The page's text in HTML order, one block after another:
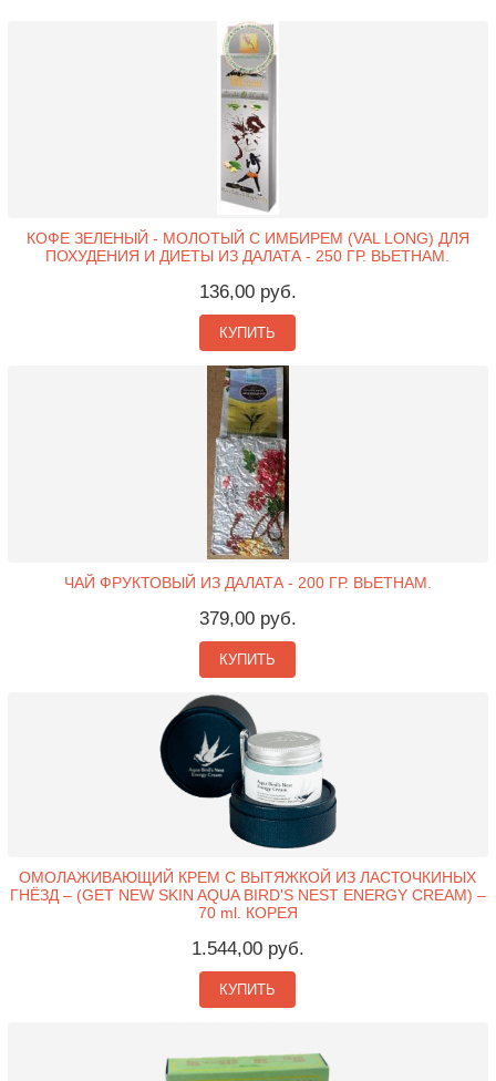
КОФЕ ЗЕЛЕНЫЙ - МОЛОТЫЙ С ИМБИРЕМ (VAL LONG) ДЛЯ
ПОХУДЕНИЯ И ДИЕТЫ ИЗ ДАЛАТА - 250 ГР. ВЬЕТНАМ.
136,00 руб.
КУПИТЬ
ЧАЙ ФРУКТОВЫЙ ИЗ ДАЛАТА - 200 ГР. ВЬЕТНАМ.
379,00 руб.
КУПИТЬ
ОМОЛАЖИВАЮЩИЙ КРЕМ С ВЫТЯЖКОЙ ИЗ ЛАСТОЧКИНЫХ
ГНЁЗД – (GET NEW SKIN AQUA BIRD'S NEST ENERGY CREAM) –
70 ml. КОРЕЯ
1.544,00 руб.
КУПИТЬ